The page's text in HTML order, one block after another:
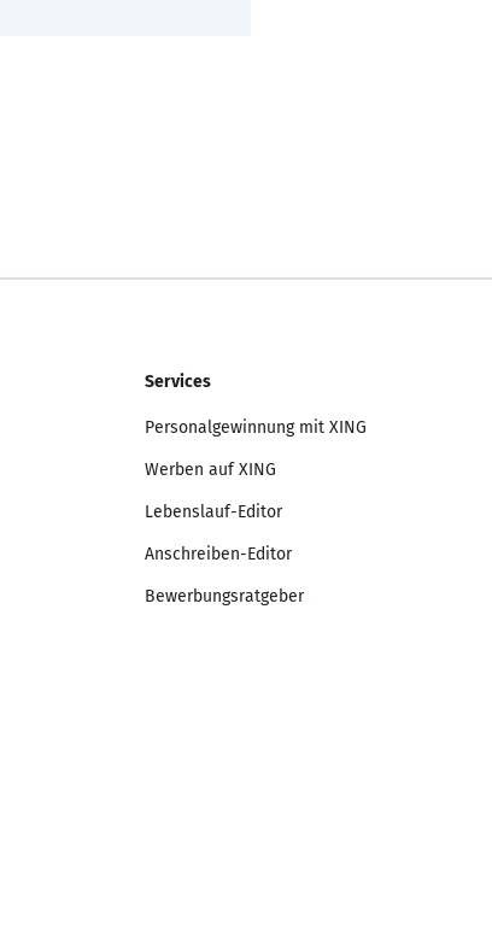
Services
Personalgewinnung mit XING
Werben auf XING
Lebenslauf-Editor
Anschreiben-Editor
Bewerbungsratgeber